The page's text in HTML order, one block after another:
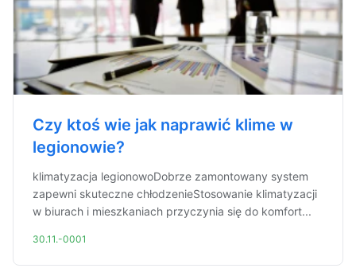
Czy ktoś wie jak naprawić klime w
legionowie?
klimatyzacja legionowoDobrze zamontowany system
zapewni skuteczne chłodzenieStosowanie klimatyzacji
w biurach i mieszkaniach przyczynia się do komfort...
30.11.-0001